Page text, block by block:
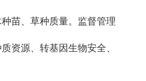
苗、草种质量。监督管理
资源、转基因生物安全、